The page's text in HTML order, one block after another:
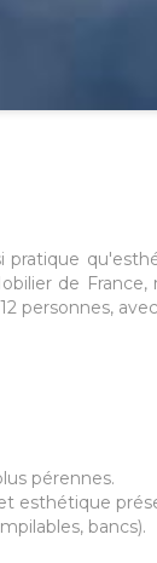
de
personnes,
pérennes.
esthétique
bancs).